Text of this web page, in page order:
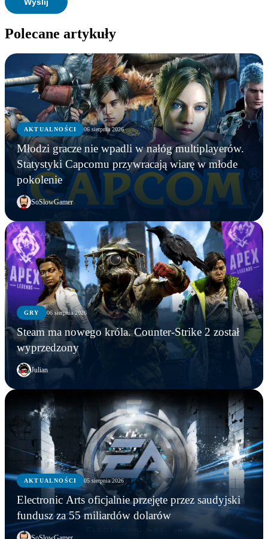
Polecane artykuły
AKTUALNOŚCI 06 sierpnia 2026
Młodzi gracze nie wpadli w nałóg multiplayerów.
Statystyki Capcomu przywracają wiarę w młode
pokolenie
SoSlowGamer
GRY 06 sierpnia 2026
Steam ma nowego króla. Counter-Strike 2 został
wyprzedzony
Julian
AKTUALNOŚCI 05 sierpnia 2026
Electronic Arts oficjalnie przejęte przez saudyjski
fundusz za 55 miliardów dolarów
AKTUALNOŚCI
Młodzi gracze nie wpadli w nałóg multiplayerów.
Statystyki Capcomu przywracają wiarę w młode
pokolenie
GRY
Steam ma nowego króla. Counter-Strike 2 został
wyprzedzony
AKTUALNOŚCI
Electronic Arts oficjalnie przejęte przez saudyjski
fundusz za 55 miliardów dolarów